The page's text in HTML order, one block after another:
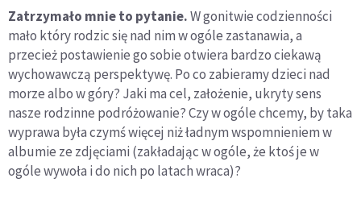
Zatrzymało mnie to pytanie.W gonitwie codzienności
mało który rodzic się nad nim w ogóle zastanawia, a
przecież postawienie go sobie otwiera bardzo ciekawą
wychowawczą perspektywę. Po co zabieramy dzieci nad
morze albo w góry? Jaki ma cel, założenie, ukryty sens
nasze rodzinne podróżowanie? Czy w ogóle chcemy, by taka
wyprawa była czymś więcej niż ładnym wspomnieniem w
albumie ze zdjęciami (zakładając w ogóle, że ktoś je w
ogóle wywoła i do nich po latach wraca)?